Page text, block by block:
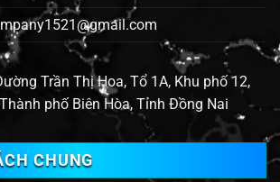
Trần Thị Hoa, Tổ 1A, Khu phố 12,
phố Biên Hòa, Tỉnh Đồng Nai
CHUNG